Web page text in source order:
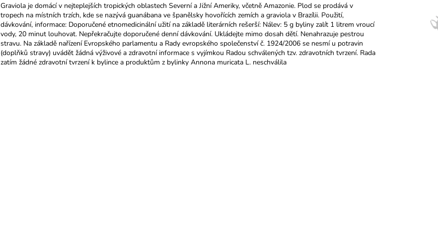
Graviola je domácí v nejteplejších tropických oblastech Severní a Jižní Ameriky, včetně Amazonie. Plod se prodává v
tropech na místních trzích, kde se nazývá guanábana ve španělsky hovořících zemích a graviola v Brazílii. Použití,
dávkování, informace: Doporučené etnomedicinální užití na základě literárních rešerší: Nálev: 5 g byliny zalít 1 litrem vroucí
vody, 20 minut louhovat. Nepřekračujte doporučené denní dávkování. Ukládejte mimo dosah dětí. Nenahrazuje pestrou
stravu. Na základě nařízení Evropského parlamentu a Rady evropského společenství č. 1924/2006 se nesmí u potravin
(doplňků stravy) uvádět žádná výživové a zdravotní informace s vyjímkou Radou schválených tzv. zdravotních tvrzení. Rada
zatím žádné zdravotní tvrzení k bylince a produktům z bylinky Annona muricata L. neschválila